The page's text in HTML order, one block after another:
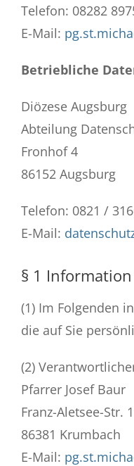
Telefon: 08282
E-Mail:
Betriebliche
Diözese Augsburg
Abteilung
Fronhof 4
86152 Augsburg
Telefon: 0821 /
E-Mail:
§ 1
(1) Im Folgenden
die auf Sie
(2)
Pfarrer Josef Baur
Franz-Aletsee-Str.
86381 Krumbach
E-Mail: